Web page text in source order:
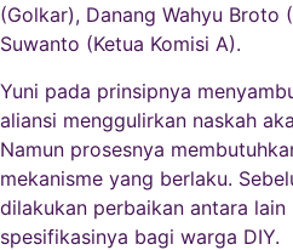
(Golkar), Danang Wahyu Broto
Suwanto (Ketua Komisi A).
Yuni pada prinsipnya
aliansi menggulirkan naskah
Namun prosesnya
mekanisme yang berlaku.
dilakukan perbaikan antara
spesifikasinya bagi warga DIY.